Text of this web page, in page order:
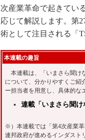
次産業革命で起きてい
応じて解説します。第
術として注目される「
本連載の趣旨
本連載は、「いまさら聞け
について、分かりやすくご紹
ー担当者を用意し、具体的な
連載「いまさら聞
※）本連載では「第4次産業
連邦政府が進めるインダスト